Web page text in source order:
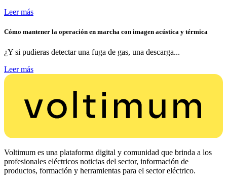
Leer más
Cómo mantener la operación en marcha con imagen acústica y térmica
¿Y si pudieras detectar una fuga de gas, una descarga...
Leer más
Voltimum es una plataforma digital y comunidad que brinda a los
profesionales eléctricos noticias del sector, información de
productos, formación y herramientas para el sector eléctrico.